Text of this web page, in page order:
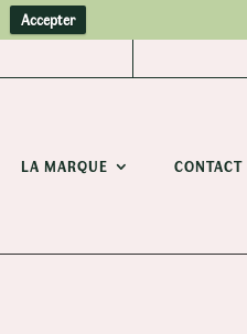
Accepter
LA MARQUE CONTACT